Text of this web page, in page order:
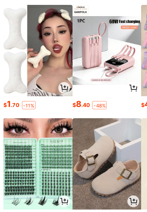
$1.70 -11% $8.40 -48% $